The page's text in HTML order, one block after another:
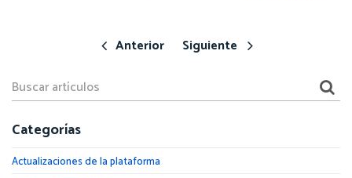
Anterior Siguiente
Categorías
Actualizaciones de la plataforma